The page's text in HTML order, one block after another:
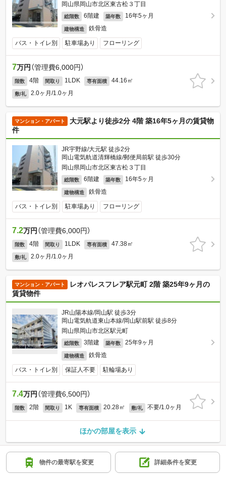
岡山県岡山市北区東古松３丁目
総階数 6階建 築年数 16年5ヶ月
建物構造 鉄骨造
バス・トイレ別 駐車場あり フローリング
7万円 （管理費6,000円）
階数 4階 間取り 1LDK 専有面積 44.16㎡
敷/礼 2.0ヶ月/1.0ヶ月
マンション・アパート
大元駅より徒歩2分 4階 築16年5ヶ月の賃貸物
件
JR宇野線/大元駅 徒歩2分
岡山電気軌道清輝橋線/郵便局前駅 徒歩30分
岡山県岡山市北区東古松３丁目
総階数 6階建 築年数 16年5ヶ月
建物構造 鉄骨造
バス・トイレ別 駐車場あり フローリング
7.2万円 （管理費6,000円）
階数 4階 間取り 1LDK 専有面積 47.38㎡
敷/礼 2.0ヶ月/1.0ヶ月
マンション・アパート
レオパレスフレア駅元町 2階 築25年9ヶ月の
賃貸物件
JR山陽本線/岡山駅 徒歩3分
岡山電気軌道東山本線/岡山駅前駅 徒歩8分
岡山県岡山市北区駅元町
総階数 3階建 築年数 25年9ヶ月
建物構造 鉄骨造
バス・トイレ別 保証人不要 駐輪場あり
7.4万円 （管理費6,500円）
階数 2階 間取り 1K 専有面積 20.28㎡ 敷/礼 不要/1.0ヶ月
ほかの部屋を表示
前へ 次へ
物件の最寄駅を変更 詳細条件を変更